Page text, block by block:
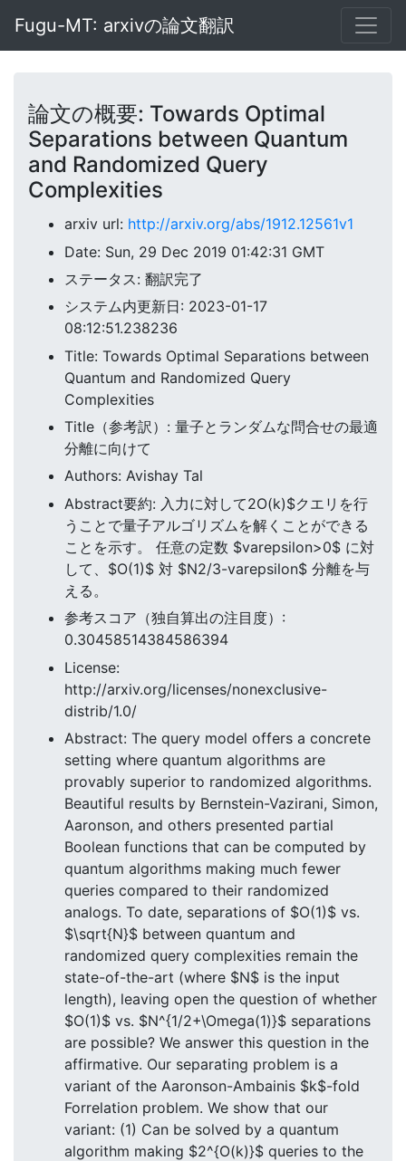
Fugu-MT: arxivの論文翻訳
論文の概要: Towards Optimal
Separations between Quantum
and Randomized Query
Complexities
arxiv url: http://arxiv.org/abs/1912.12561v1
Date: Sun, 29 Dec 2019 01:42:31 GMT
ステータス: 翻訳完了
システム内更新日: 2023-01-17
08:12:51.238236
Title: Towards Optimal Separations between
Quantum and Randomized Query
Complexities
Title（参考訳）: 量子とランダムな問合せの最適
分離に向けて
Authors: Avishay Tal
Abstract要約: 入力に対して2O(k)$クエリを行
うことで量子アルゴリズムを解くことができる
ことを示す。 任意の定数 $varepsilon>0$ に対
して、$O(1)$ 対 $N2/3-varepsilon$ 分離を与
える。
参考スコア（独自算出の注目度）:
0.30458514384586394
License:
http://arxiv.org/licenses/nonexclusive-
distrib/1.0/
Abstract: The query model offers a concrete
setting where quantum algorithms are
provably superior to randomized algorithms.
Beautiful results by Bernstein-Vazirani, Simon,
Aaronson, and others presented partial
Boolean functions that can be computed by
quantum algorithms making much fewer
queries compared to their randomized
analogs. To date, separations of $O(1)$ vs.
$\sqrt{N}$ between quantum and
randomized query complexities remain the
state-of-the-art (where $N$ is the input
length), leaving open the question of whether
$O(1)$ vs. $N^{1/2+\Omega(1)}$ separations
are possible? We answer this question in the
affirmative. Our separating problem is a
variant of the Aaronson-Ambainis $k$-fold
Forrelation problem. We show that our
variant: (1) Can be solved by a quantum
algorithm making $2^{O(k)}$ queries to the